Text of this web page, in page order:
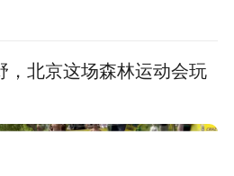
，北京这场森林运动会玩